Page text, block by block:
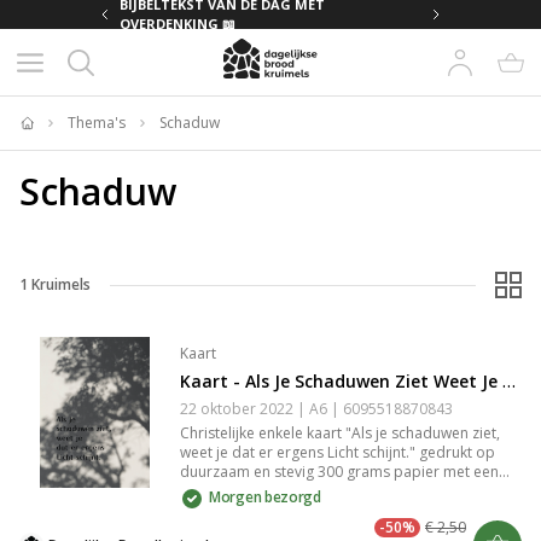
BIJBELTEKST VAN DE DAG MET
OVERDENKING 📖
Home
Thema's Schaduw
Schaduw
1 Kruimels
Kaart
Kaart - Als Je Schaduwen Ziet Weet Je Dat Er Licht Schijnt - Folie
22 oktober 2022 | A6 | 6095518870843
Christelijke enkele kaart "Als je schaduwen ziet,
weet je dat er ergens Licht schijnt." gedrukt op
duurzaam en stevig 300 grams papier met een
matte look. De spotlak geeft de kaart een luxe
uitstraling en maakt dat hij extra opvalt. Op de
goed beschrijfbare achterkant van de kaart staat
Morgen bezorgd
€ 2,50
-50%